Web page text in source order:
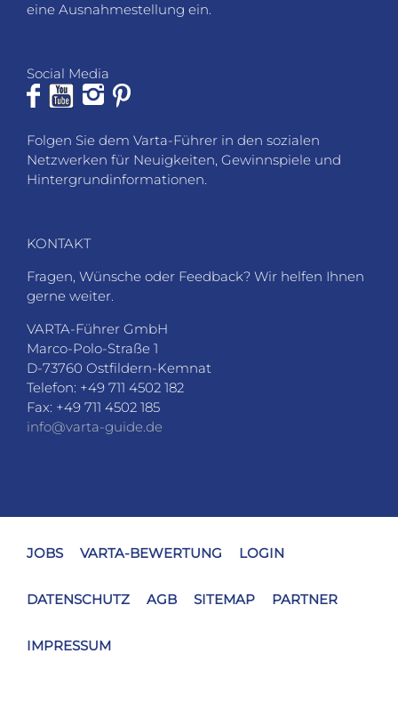
eine Ausnahmestellung ein.
Social Media
Folgen Sie dem Varta-Führer in den sozialen
Netzwerken für Neuigkeiten, Gewinnspiele und
Hintergrundinformationen.
KONTAKT
Fragen, Wünsche oder Feedback? Wir helfen Ihnen
gerne weiter.
VARTA-Führer GmbH
Marco-Polo-Straße 1
D-73760 Ostfildern-Kemnat
Telefon: +49 711 4502 182
Fax: +49 711 4502 185
info@varta-guide.de
JOBS VARTA-BEWERTUNG LOGIN
DATENSCHUTZ AGB SITEMAP PARTNER
IMPRESSUM